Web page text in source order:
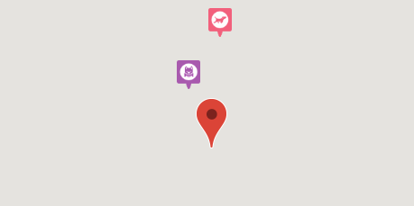
メニュー例：ワンローフ、鮭コロッケ、他にも多数ございます。
わんこ用ケーキのご予約承ります。